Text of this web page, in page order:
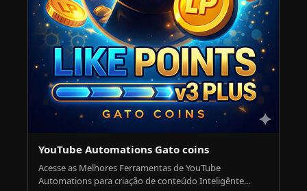
YouTube Automations Gato coins
Acesse as Melhores Ferramentas de YouTube
Automations para criação de conteúdo Inteligênte...